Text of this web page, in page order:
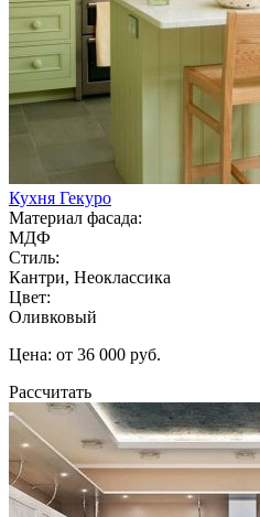
Кухня Гекуро
Материал фасада:
МДФ
Стиль:
Кантри, Неоклассика
Цвет:
Оливковый
Цена: от 36 000 руб.
Рассчитать